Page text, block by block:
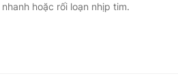
hoặc rối loạn nhịp tim.